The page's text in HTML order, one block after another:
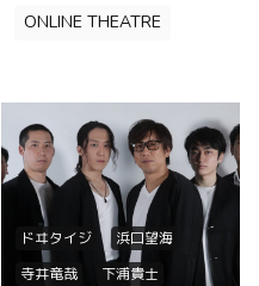
ONLINE THEATRE
ドヰタイジ
浜口望海
寺井竜哉
下浦貴士